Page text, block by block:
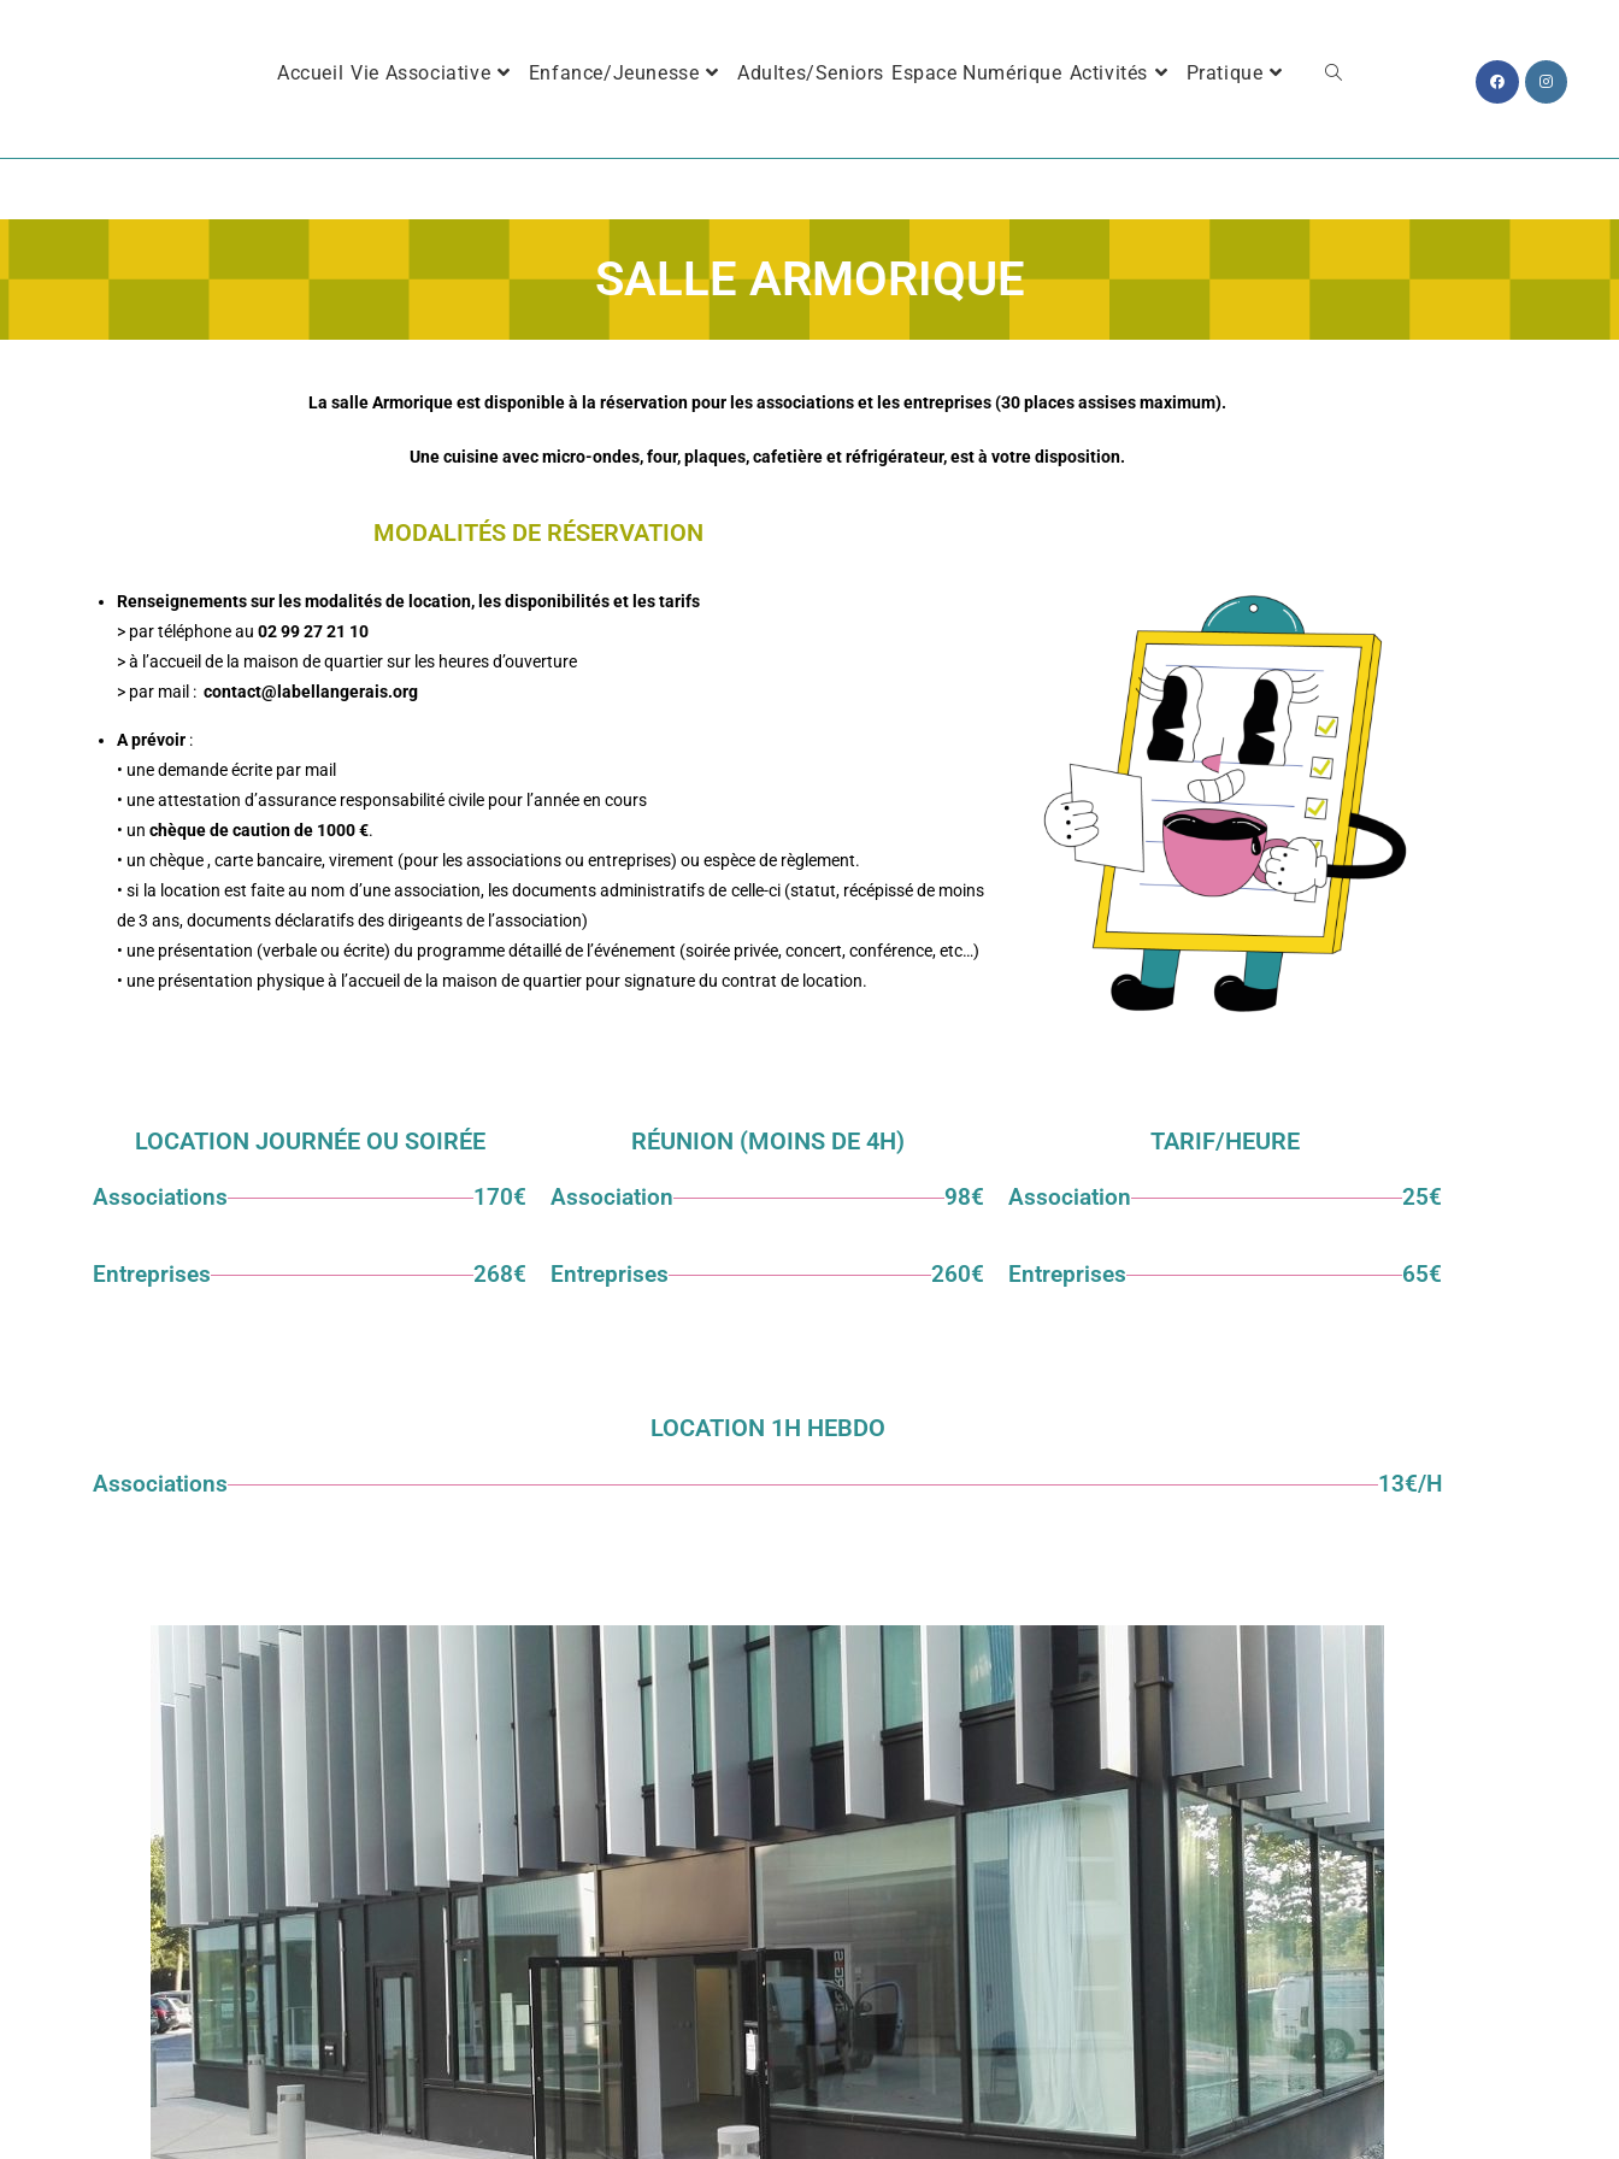
Accueil Vie Associative Enfance/Jeunesse Adultes/Seniors Espace Numérique Activités Pratique
SALLE ARMORIQUE
La salle Armorique est disponible à la réservation pour les associations et les entreprises (30 places assises maximum).
Une cuisine avec micro-ondes, four, plaques, cafetière et réfrigérateur, est à votre disposition.
MODALITÉS DE RÉSERVATION
Renseignements sur les modalités de location, les disponibilités et les tarifs
> par téléphone au02 99 27 21 10
> à l’accueil de la maison de quartier sur les heures d’ouverture
> par mail :contact@labellangerais.org
A prévoir :
• une demande écrite par mail
• une attestation d’assurance responsabilité civile pour l’année en cours
• un chèque de caution de 1000 €.
• un chèque , carte bancaire, virement (pour les associations ou entreprises) ou espèce de règlement.
• si la location est faite au nom d’une association, les documents administratifs de celle-ci (statut, récépissé de moins
de 3 ans, documents déclaratifs des dirigeants de l’association)
• une présentation (verbale ou écrite) du programme détaillé de l’événement (soirée privée, concert, conférence, etc…)
• une présentation physique à l’accueil de la maison de quartier pour signature du contrat de location.
LOCATION JOURNÉE OU SOIRÉE
Associations 170€
Entreprises 268€
RÉUNION (MOINS DE 4H)
Association 98€
Entreprises 260€
TARIF/HEURE
Association 25€
Entreprises 65€
LOCATION 1H HEBDO
Associations 13€/H